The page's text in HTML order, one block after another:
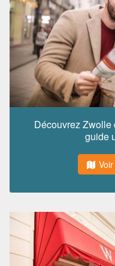
Découvrez Zwolle
guide